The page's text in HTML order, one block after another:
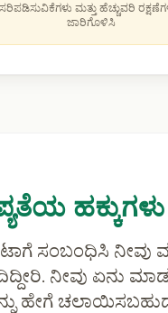
ಸರಿಪಡಿಸುವಿಕೆಗಳು ಮತ್ತು ಹೆಚ್ಚುವರಿ
ಜಾರಿಗೊಳಿಸಿ
ಹಕ್ಕುಗಳು
ಸಂಬಂಧಿಸಿ ನೀವು
ನೀವು ಏನು
ಹೇಗೆ